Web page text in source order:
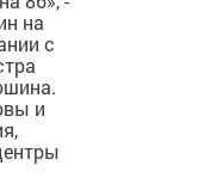
на
с
и